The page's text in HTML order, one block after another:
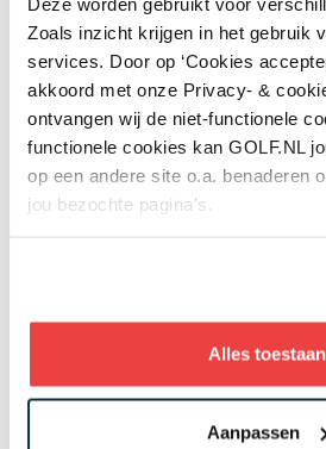
Zoals inzicht krijgen in het gebruik
services. Door op ‘Cookies
akkoord met onze Privacy- &
ontvangen wij de niet-functionele
functionele cookies kan GOLF.NL
op een andere site o.a. benaderen
jou bezochte pagina’s.
Alles toestaan
Aanpassen
07 aug
Golfbaan The Fox
vastgoedbelegger: maar
worden op het terrein?
Banen & Clubs
07 aug
In golf kent leeftijd geen
verschil tussen de oudste
verrassing tevoorschijn'
Overig nieuws